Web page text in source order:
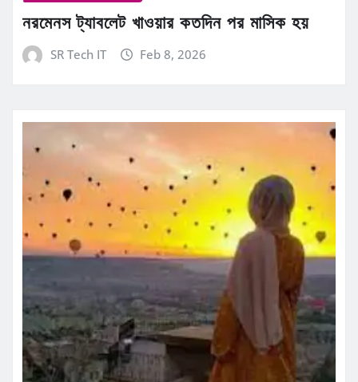
নরমেনস ট্যাবলেট খাওয়ার কতদিন পর মাসিক হয়
SR Tech IT Feb 8, 2026